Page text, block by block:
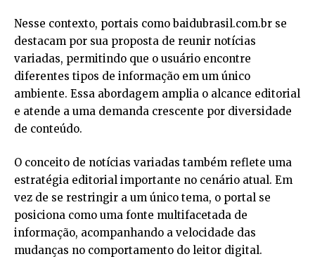
Nesse contexto, portais comobaidubrasil.com.br se
destacam por sua proposta de reunir notícias
variadas, permitindo que o usuário encontre
diferentes tipos de informação em um único
ambiente. Essa abordagem amplia o alcance editorial
e atende a uma demanda crescente por diversidade
de conteúdo.
O conceito de notícias variadas também reflete uma
estratégia editorial importante no cenário atual. Em
vez de se restringir a um único tema, o portal se
posiciona como uma fonte multifacetada de
informação, acompanhando a velocidade das
mudanças no comportamento do leitor digital.